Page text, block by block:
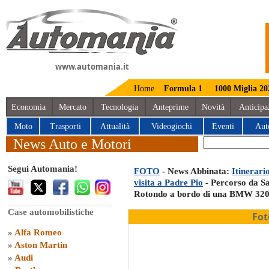
www.automania.it
Home Formula 1 1000 Miglia
Economia Mercato Tecnologia Anteprime Novità
Moto Trasporti Attualità Videogiochi Eventi
News Auto e Motori
Segui Automania!
Case automobilistiche
» Alfa Romeo
» Aston Martin
» Audi
FOTO - News Abbinata:
visita a Padre Pio - Percorso da
Rotondo a bordo di una BMW